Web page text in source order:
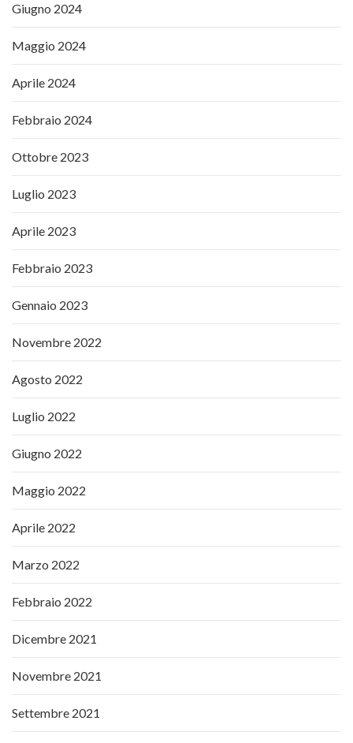
Giugno 2024
Maggio 2024
Aprile 2024
Febbraio 2024
Ottobre 2023
Luglio 2023
Aprile 2023
Febbraio 2023
Gennaio 2023
Novembre 2022
Agosto 2022
Luglio 2022
Giugno 2022
Maggio 2022
Aprile 2022
Marzo 2022
Febbraio 2022
Dicembre 2021
Novembre 2021
Settembre 2021